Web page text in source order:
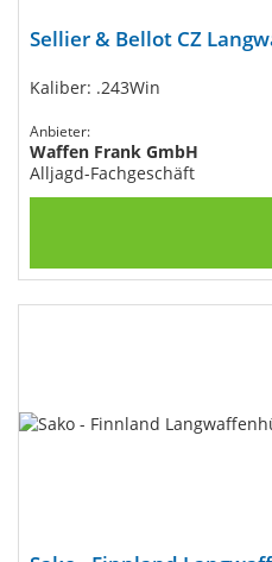
Sellier & Bellot CZ
Kaliber: .243Win
Anbieter:
Waffen Frank GmbH
Alljagd-Fachgeschäft